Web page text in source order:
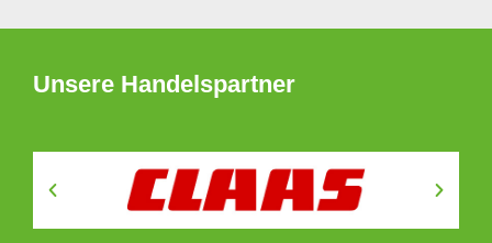
Unsere Handelspartner